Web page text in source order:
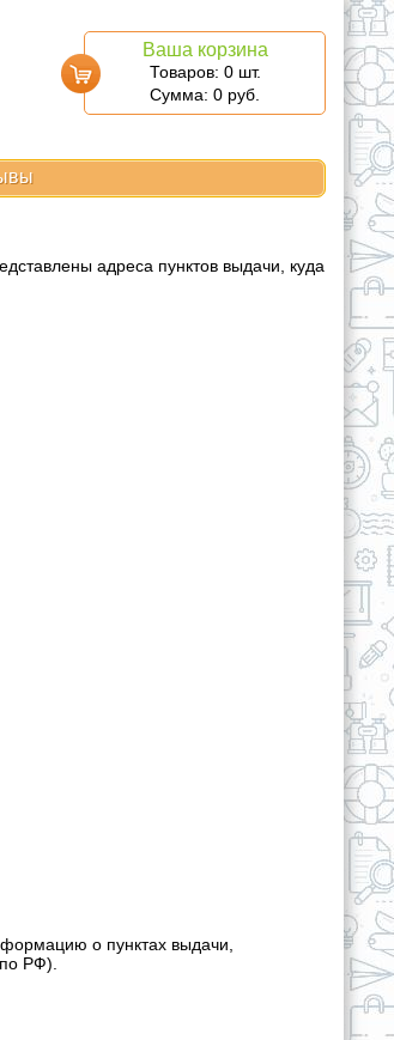
Ваша корзина
Товаров: 0 шт.
Сумма: 0 руб.
адреса пунктов выдачи, куда
о пунктах выдачи,
РФ).